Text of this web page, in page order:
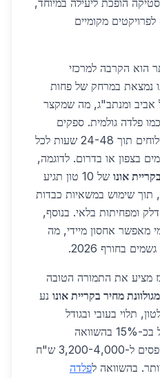
461, הלוגיסטיקה הופכת ליעילה במיוחד,
מקומיים
הוא הקרבה למרכזי
נמצאת במרחק של פחות
תל אביב ומנתב"ג, מה שמקצר
פלדה גולמית. ספקים
מקומיים יכולים להבטיח משלוחים תוך 24-48 שעות לכל
האזור, בניגוד ל-5-7 ימים בצפון או בדרום. לדוגמה,
אונו
של 10 טון תגיע
תוך שימוש במשאיות כבדות
ומפחיתות בלאי. בנוסף,
מאפשר אחסון מיידי, מה
בחורף 2026.
מציע את התמורה הטובה
מחיר בקריית אונו נע
3,500 ש"ח לטון, תלוי בעובי ובגודל
הלוחות או הפרופילים. זה זול בכ-15% בהשוואה
לירושלים, שם המחירים מטפסים ל-3,200-4,000 ש"ח
בהשוואה לפלדה